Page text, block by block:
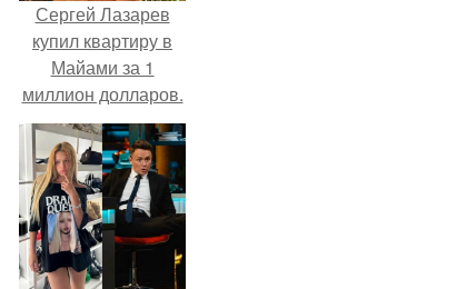
Сергей Лазарев
купил квартиру в
Майами за 1
миллион долларов.